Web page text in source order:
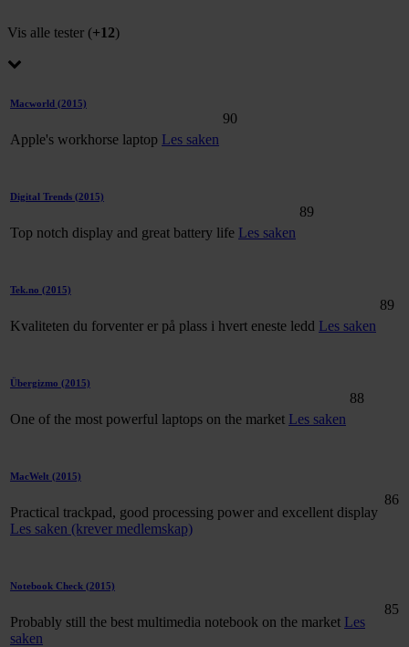
Vis alle tester (+12)
Macworld (2015)
Apple's workhorse laptop Les saken
90
Digital Trends (2015)
Top notch display and great battery life Les saken
89
Tek.no (2015)
Kvaliteten du forventer er på plass i hvert eneste ledd Les saken
89
Übergizmo (2015)
One of the most powerful laptops on the market Les saken
88
MacWelt (2015)
Practical trackpad, good processing power and excellent display
Les saken (krever medlemskap)
86
Notebook Check (2015)
Probably still the best multimedia notebook on the market Les
saken
85